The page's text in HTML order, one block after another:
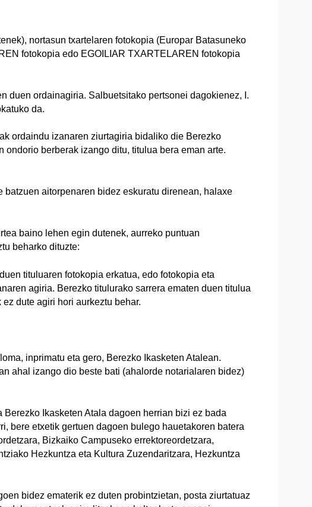
nortasun txartelaren fotokopia (Europar Batasuneko
fotokopia edo EGOILIAR TXARTELAREN fotokopia
duen ordainagiria. Salbuetsitako pertsonei dagokienez, I.
da.
ordaindu izanaren ziurtagiria bidaliko die Berezko
ondorio berberak izango ditu, titulua bera eman arte.
aitorpenaren bidez eskuratu direnean, halaxe
baino lehen egin dutenek, aurreko puntuan
beharko dituzte:
tituluaren fotokopia erkatua, edo fotokopia eta
agiria. Berezko titulurako sarrera ematen duen titulua
dute agiri hori aurkeztu behar.
inprimatu eta gero, Berezko Ikasketen Atalean.
ahal izango dio beste bati (ahalorde notarialaren bidez)
Ikasketen Atala dagoen herrian bizi ez bada
bere etxetik gertuen dagoen bulego hauetakoren batera
Bizkaiko Campuseko errektoreordetzara,
Hezkuntza eta Kultura Zuzendaritzara, Hezkuntza
bidez ematerik ez duten probintzietan, posta ziurtatuaz